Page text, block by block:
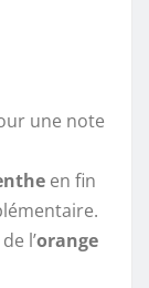
une note
en fin
l’orange